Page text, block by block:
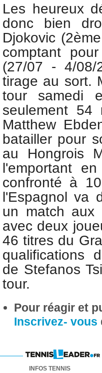
Les heureux
donc bien
Djokovic
comptant
(27/07 - 4/08/
tirage au sort.
tour samedi
seulement 54
Matthew
batailler pour
au Hongrois
l'emportant
confronté à
l'Espagnol va
un match aux
avec deux
46 titres du
qualifications
de Stefanos
tour.
Pour réagir et
Inscrivez- vous
INFOS TENNIS